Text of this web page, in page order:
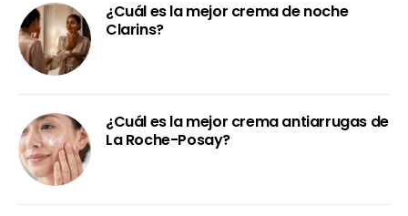
¿Cuál es la mejor crema de noche
Clarins?
¿Cuál es la mejor crema antiarrugas de
La Roche-Posay?